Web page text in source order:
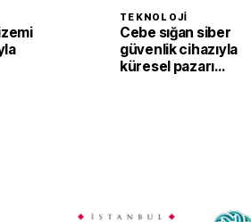
TEKNOLOJI
Cebe sığan siber
güvenlik cihazıyla
küresel pazarı